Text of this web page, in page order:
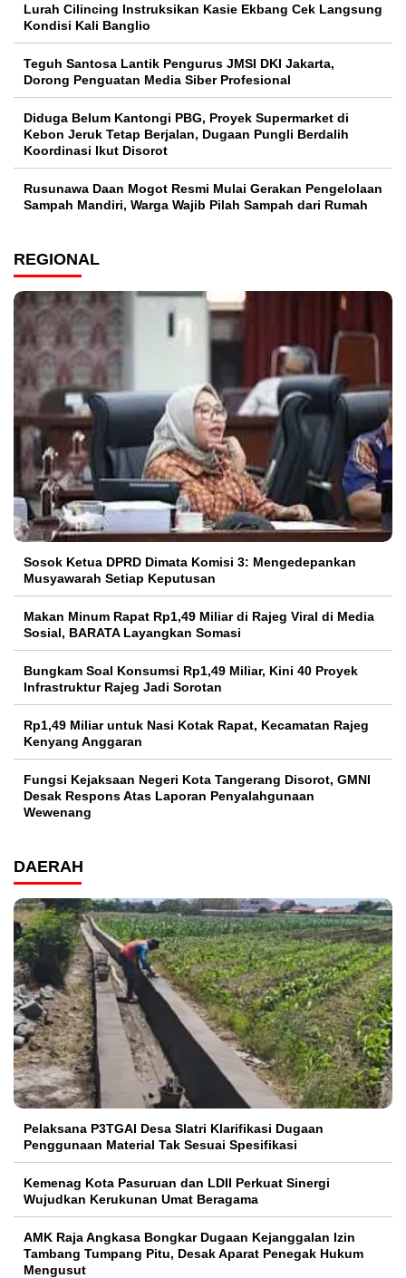
Lurah Cilincing Instruksikan Kasie Ekbang Cek Langsung
Kondisi Kali Banglio
Teguh Santosa Lantik Pengurus JMSI DKI Jakarta,
Dorong Penguatan Media Siber Profesional
Diduga Belum Kantongi PBG, Proyek Supermarket di
Kebon Jeruk Tetap Berjalan, Dugaan Pungli Berdalih
Koordinasi Ikut Disorot
Rusunawa Daan Mogot Resmi Mulai Gerakan Pengelolaan
Sampah Mandiri, Warga Wajib Pilah Sampah dari Rumah
REGIONAL
Sosok Ketua DPRD Dimata Komisi 3: Mengedepankan
Musyawarah Setiap Keputusan
Makan Minum Rapat Rp1,49 Miliar di Rajeg Viral di Media
Sosial, BARATA Layangkan Somasi
Bungkam Soal Konsumsi Rp1,49 Miliar, Kini 40 Proyek
Infrastruktur Rajeg Jadi Sorotan
Rp1,49 Miliar untuk Nasi Kotak Rapat, Kecamatan Rajeg
Kenyang Anggaran
Fungsi Kejaksaan Negeri Kota Tangerang Disorot, GMNI
Desak Respons Atas Laporan Penyalahgunaan
Wewenang
DAERAH
Pelaksana P3TGAI Desa Slatri Klarifikasi Dugaan
Penggunaan Material Tak Sesuai Spesifikasi
Kemenag Kota Pasuruan dan LDII Perkuat Sinergi
Wujudkan Kerukunan Umat Beragama
AMK Raja Angkasa Bongkar Dugaan Kejanggalan Izin
Tambang Tumpang Pitu, Desak Aparat Penegak Hukum
Mengusut